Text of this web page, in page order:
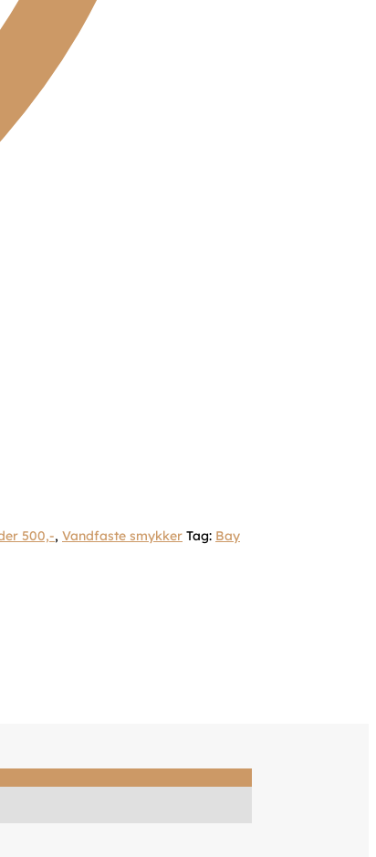
500,-, Vandfaste smykker Tag: Bay